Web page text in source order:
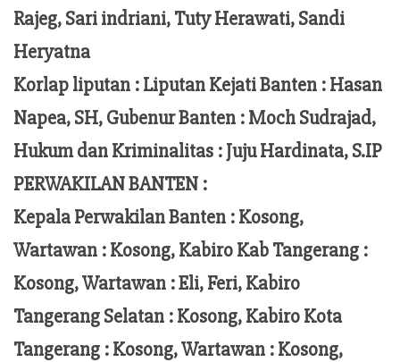
Rajeg, Sari indriani, Tuty Herawati, Sandi
Heryatna
Korlap liputan :Liputan Kejati Banten : Hasan
Napea, SH,Gubenur Banten : MochSudrajad,
Hukum dan Kriminalitas :Juju Hardinata, S.IP
PERWAKILAN BANTEN :
Kepala Perwakilan Banten : Kosong,
Wartawan : Kosong, Kabiro Kab Tangerang :
Kosong,Wartawan :Eli, Feri, Kabiro
Tangerang Selatan : Kosong, Kabiro Kota
Tangerang :Kosong, Wartawan : Kosong,